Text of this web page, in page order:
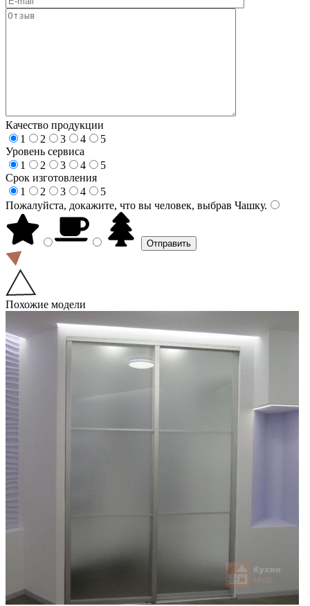
Качество продукции
1
2 3 4
5
Уровень сервиса
1
2 3 4
5
Срок изготовления
1
2 3 4
5
Пожалуйста, докажите, что вы человек, выбрав Чашку.
Похожие модели